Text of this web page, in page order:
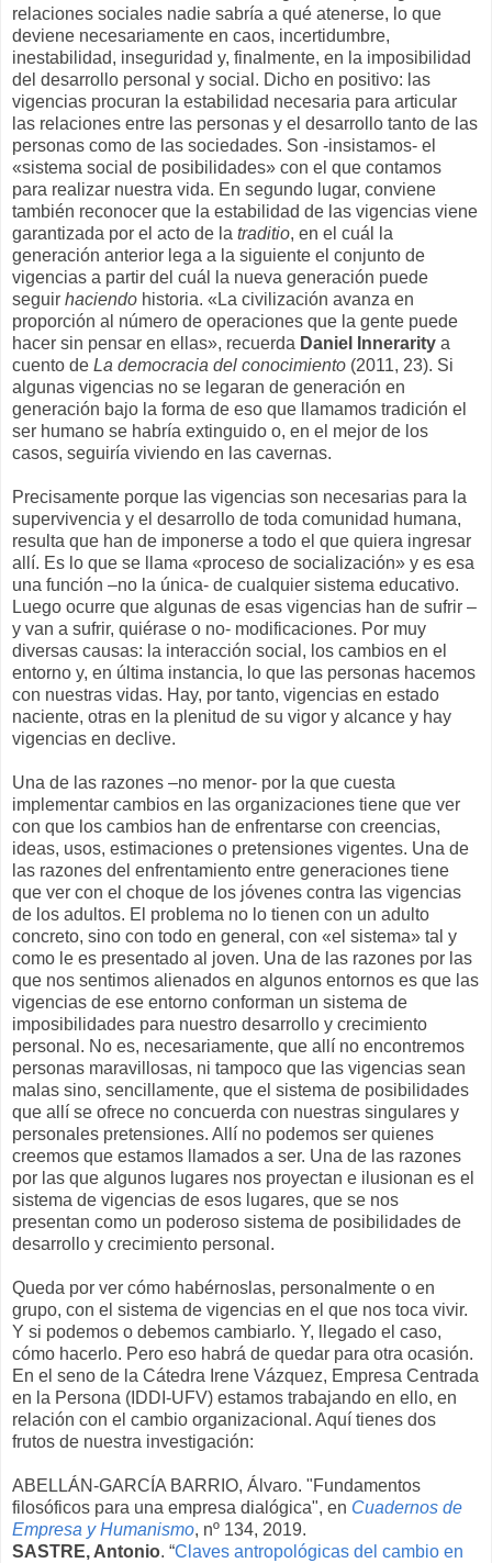
relaciones sociales nadie sabría a qué atenerse, lo que
deviene necesariamente en caos, incertidumbre,
inestabilidad, inseguridad y, finalmente, en la imposibilidad
del desarrollo personal y social. Dicho en positivo: las
vigencias procuran la estabilidad necesaria para articular
las relaciones entre las personas y el desarrollo tanto de las
personas como de las sociedades. Son -insistamos- el
«sistema social de posibilidades» con el que contamos
para realizar nuestra vida. En segundo lugar, conviene
también reconocer que la estabilidad de las vigencias viene
garantizada por el acto de la traditio, en el cuál la
generación anterior lega a la siguiente el conjunto de
vigencias a partir del cuál la nueva generación puede
seguir haciendo historia. «La civilización avanza en
proporción al número de operaciones que la gente puede
hacer sin pensar en ellas», recuerda Daniel Innerarity a
cuento de La democracia del conocimiento (2011, 23). Si
algunas vigencias no se legaran de generación en
generación bajo la forma de eso que llamamos tradición el
ser humano se habría extinguido o, en el mejor de los
casos, seguiría viviendo en las cavernas.
Precisamente porque las vigencias son necesarias para la
supervivencia y el desarrollo de toda comunidad humana,
resulta que han de imponerse a todo el que quiera ingresar
allí. Es lo que se llama «proceso de socialización» y es esa
una función –no la única- de cualquier sistema educativo.
Luego ocurre que algunas de esas vigencias han de sufrir –
y van a sufrir, quiérase o no- modificaciones. Por muy
diversas causas: la interacción social, los cambios en el
entorno y, en última instancia, lo que las personas hacemos
con nuestras vidas. Hay, por tanto, vigencias en estado
naciente, otras en la plenitud de su vigor y alcance y hay
vigencias en declive.
Una de las razones –no menor- por la que cuesta
implementar cambios en las organizaciones tiene que ver
con que los cambios han de enfrentarse con creencias,
ideas, usos, estimaciones o pretensiones vigentes. Una de
las razones del enfrentamiento entre generaciones tiene
que ver con el choque de los jóvenes contra las vigencias
de los adultos. El problema no lo tienen con un adulto
concreto, sino con todo en general, con «el sistema» tal y
como le es presentado al joven. Una de las razones por las
que nos sentimos alienados en algunos entornos es que las
vigencias de ese entorno conforman un sistema de
imposibilidades para nuestro desarrollo y crecimiento
personal. No es, necesariamente, que allí no encontremos
personas maravillosas, ni tampoco que las vigencias sean
malas sino, sencillamente, que el sistema de posibilidades
que allí se ofrece no concuerda con nuestras singulares y
personales pretensiones. Allí no podemos ser quienes
creemos que estamos llamados a ser. Una de las razones
por las que algunos lugares nos proyectan e ilusionan es el
sistema de vigencias de esos lugares, que se nos
presentan como un poderoso sistema de posibilidades de
desarrollo y crecimiento personal.
Queda por ver cómo habérnoslas, personalmente o en
grupo, con el sistema de vigencias en el que nos toca vivir.
Y si podemos o debemos cambiarlo. Y, llegado el caso,
cómo hacerlo. Pero eso habrá de quedar para otra ocasión.
En el seno de la Cátedra Irene Vázquez, Empresa Centrada
en la Persona (IDDI-UFV) estamos trabajando en ello, en
relación con el cambio organizacional. Aquí tienes dos
frutos de nuestra investigación:
ABELLÁN-GARCÍA BARRIO, Álvaro. "Fundamentos
filosóficos para una empresa dialógica", en Cuadernos de
Empresa y Humanismo, nº 134, 2019.
SASTRE, Antonio. “Claves antropológicas del cambio en